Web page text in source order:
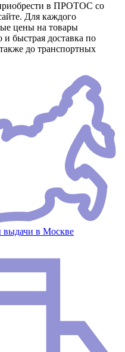
в ПРОТОС со
Для каждого
цены на товары
и быстрая доставка по
до транспортных
выдачи в Москве